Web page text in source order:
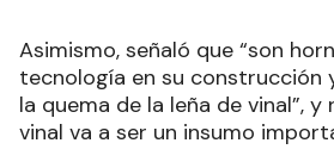
Asimismo, señaló que “son
tecnología en su construcción
la quema de la leña de vinal”, y
vinal va a ser un insumo